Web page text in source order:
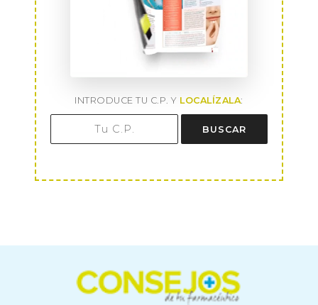
INTRODUCE TU C.P. Y LOCALÍZALA:
BUSCAR